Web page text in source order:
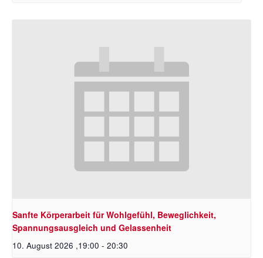
Sanfte Körperarbeit für Wohlgefühl, Beweglichkeit,
Spannungsausgleich und Gelassenheit
10. August 2026 ,19:00 - 20:30